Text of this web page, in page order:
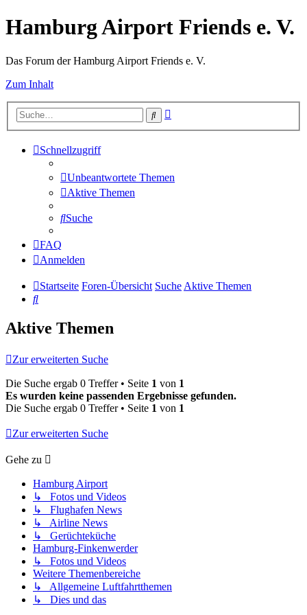
Hamburg Airport Friends e. V.
Das Forum der Hamburg Airport Friends e. V.
Zum Inhalt
Suche
Schnellzugriff
Unbeantwortete Themen
Aktive Themen
Suche
FAQ
Anmelden
Startseite Foren-Übersicht SucheAktive Themen
Suche
Aktive Themen
Zur erweiterten Suche
Die Suche ergab 0 Treffer • Seite 1 von 1
Es wurden keine passenden Ergebnisse gefunden.
Die Suche ergab 0 Treffer • Seite 1 von 1
Zur erweiterten Suche
Gehe zu
Hamburg Airport
↳ Fotos und Videos
↳ Flughafen News
↳ Airline News
↳ Gerüchteküche
Hamburg-Finkenwerder
↳ Fotos und Videos
Weitere Themenbereiche
↳ Allgemeine Luftfahrtthemen
↳ Dies und das